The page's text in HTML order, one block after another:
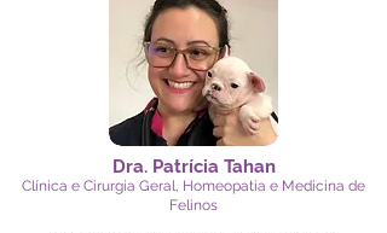
Dra. Patrícia Tahan
Clínica e Cirurgia Geral, Homeopatia e Medicina de
Felinos